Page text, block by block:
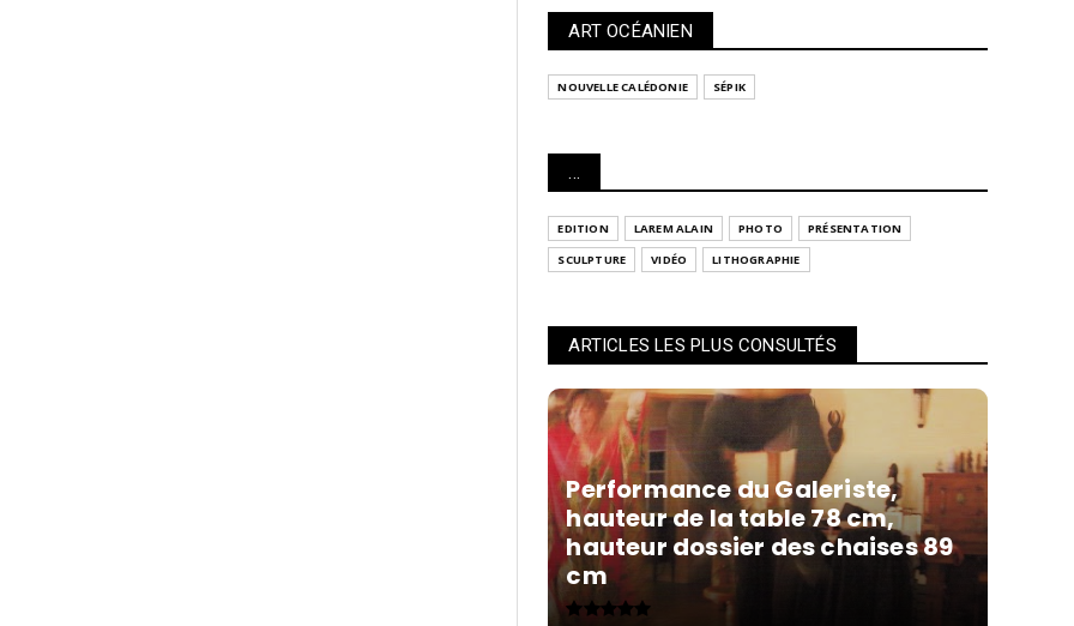
ART OCÉANIEN
NOUVELLE CALÉDONIE SÉPIK
...
EDITION LAREM ALAIN PHOTO
PRÉSENTATION
SCULPTURE
VIDÉO LITHOGRAPHIE
ARTICLES LES PLUS CONSULTÉS
Performance du Galeriste,
hauteur de la table 78 cm,
hauteur dossier des chaises 89
cm